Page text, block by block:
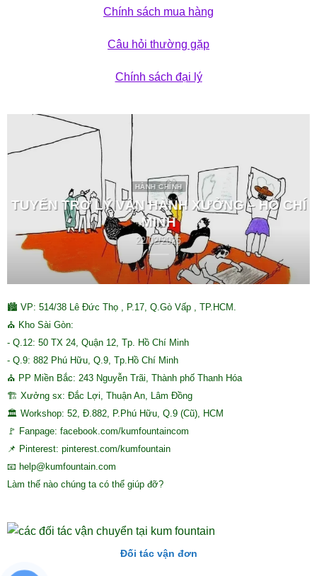
Chính sách mua hàng
Câu hỏi thường gặp
Chính sách đại lý
HÀNH CHÍNH
TUYỂN TRỢ LÝ VẬN HÀNH XƯỞNG – HỒ CHÍ
MINH
22/02/2026
🏙 VP: 514/38 Lê Đức Thọ , P.17, Q.Gò Vấp , TP.HCM.
⛪ Kho Sài Gòn:
- Q.12: 50 TX 24, Quận 12, Tp. Hồ Chí Minh
- Q.9: 882 Phú Hữu, Q.9, Tp.Hồ Chí Minh
⛪ PP Miền Bắc: 243 Nguyễn Trãi, Thành phố Thanh Hóa
🏗 Xưởng sx: Đắc Lợi, Thuận An, Lâm Đồng
🏛 Workshop: 52, Đ.882, P.Phú Hữu, Q.9 (Cũ), HCM
🚩 Fanpage: facebook.com/kumfountaincom
📌 Pinterest: pinterest.com/kumfountain
📧 help@kumfountain.com
Làm thế nào chúng ta có thể giúp đỡ?
Đối tác vận đơn